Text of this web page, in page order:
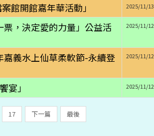
館開館嘉年華活動」 2025/11/13
，決定愛的力量」公益活
2025/11/12
義水上仙草柔軟節-永續登
2025/11/12
宴」 2025/11/12
17 下一篇 最後